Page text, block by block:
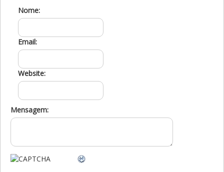
Nome:
Email:
Website:
Mensagem: